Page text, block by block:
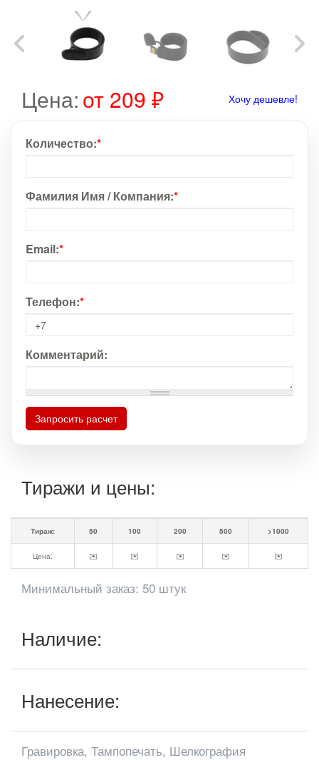
Цена:от 209 ₽ Хочу дешевле!
Количество:*
Фамилия Имя / Компания:*
Email:*
Телефон:*
Комментарий:
Запросить расчет
Тиражи и цены:
Тираж: 50 100 200 500 >1000
Цена: ✉️ ✉️ ✉️ ✉️ ✉️
Минимальный заказ: 50 штук
Наличие:
Нанесение:
Гравировка, Тампопечать, Шелкография